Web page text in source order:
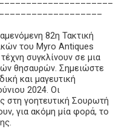
82η Τακτική
του Myro Antiques
συγκλίνουν σε μια
θησαυρών. Σημειώστε
και μαγευτική
2024. Οι
στη γοητευτική Σουρωτή
για ακόμη μία φορά, το